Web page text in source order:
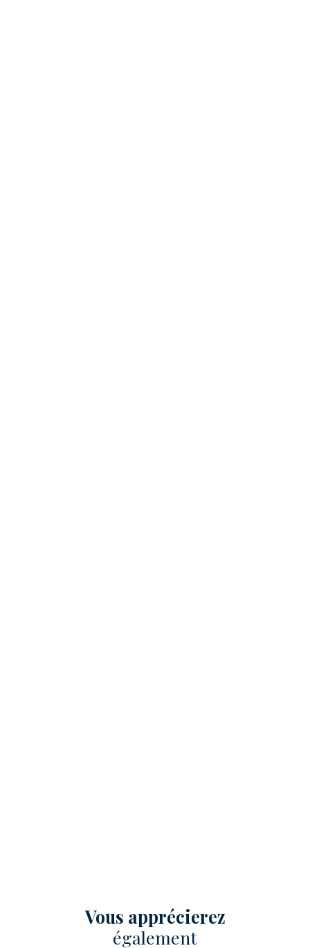
Vous apprécierez
également